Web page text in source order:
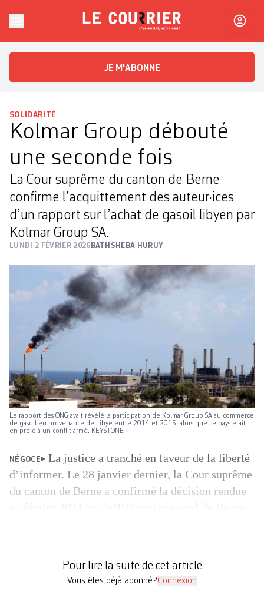
Le CourrierL'essentiel, autrement
JE M'ABONNE
SOLIDARITÉ
Kolmar Group débouté
une seconde fois
La Cour suprême du canton de Berne
confirme l’acquittement des auteur·ices
d’un rapport sur l’achat de gasoil libyen par
Kolmar Group SA.
LUNDI 2 FÉVRIER 2026 BATHSHEBA HURUY
Le rapport des ONG avait révélé la participation de Kolmar Group SA au commerce
de gasoil en provenance de Libye entre 2014 et 2015, alors que ce pays était
en proie à un conflit armé. KEYSTONE
NÉGOCE
La justice a tranché en faveur de la liberté
d’informer. Le 28 janvier dernier, la Cour suprême
du canton de Berne a confirmé la décision rendue
l’implication […]
Pour lire la suite de cet article
Vous êtes déjà abonné?Connexion